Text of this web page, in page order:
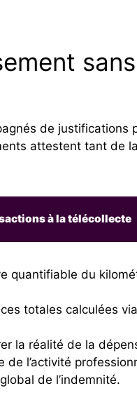
de justifications
attestent tant de
à la télécollecte
quantifiable du
totales calculées
la réalité de la
de l’activité
de l’indemnité.